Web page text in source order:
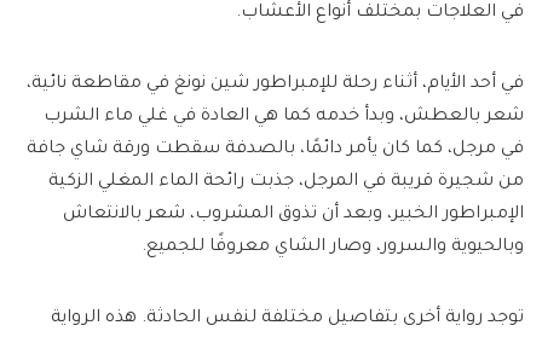
في العلاجات بمختلف أنواع الأعشاب.
في أحد الأيام، أثناء رحلة للإمبراطور شين نونغ في مقاطعة نائية،
شعر بالعطش، وبدأ خدمه كما هي العادة في غلي ماء الشرب
في مرجل، كما كان يأمر دائمًا، بالصدفة سقطت ورقة شاي جافة
من شجيرة قريبة في المرجل، جذبت رائحة الماء المغلي الزكية
الإمبراطور الخبير، وبعد أن تذوق المشروب، شعر بالانتعاش
وبالحيوية والسرور، وصار الشاي معروفًا للجميع.
توجد رواية أخرى بتفاصيل مختلفة لنفس الحادثة. هذه الرواية